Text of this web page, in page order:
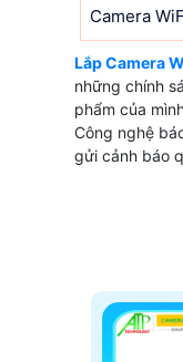
Camera
【 GIÁ
✔️ Thị trường
dụng giá rẻ
LOẠI
📶 Camera
♻️ Camera
❄ Camera
Lắp Camera
những chính
phẩm của
Công nghệ
gửi cảnh báo